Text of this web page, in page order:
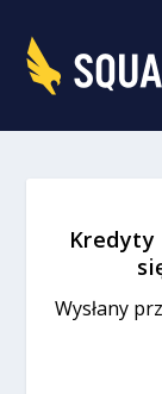
Wysłany